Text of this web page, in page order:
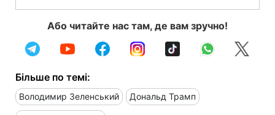
Або читайте нас там, де вам зручно!
Більше по темі:
Володимир Зеленський Дональд Трамп